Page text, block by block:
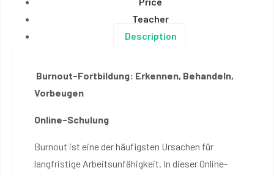
Teacher
Description
Burnout-Fortbildung: Erkennen, Behandeln,
Vorbeugen
Online-Schulung
Burnout ist eine der häufigsten Ursachen für
langfristige Arbeitsunfähigkeit. In dieser Online-